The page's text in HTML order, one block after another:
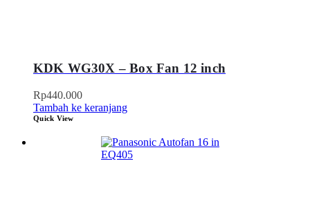
KDK WG30X – Box Fan 12 inch
Rp440.000
Tambah ke keranjang
Quick View